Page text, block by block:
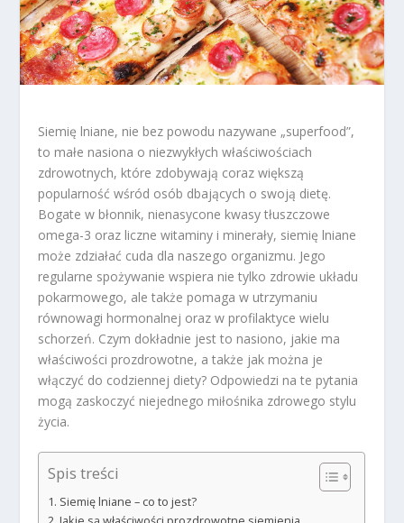
Siemię lniane, nie bez powodu nazywane „superfood”,
to małe nasiona o niezwykłych właściwościach
zdrowotnych, które zdobywają coraz większą
popularność wśród osób dbających o swoją dietę.
Bogate w błonnik, nienasycone kwasy tłuszczowe
omega-3 oraz liczne witaminy i minerały, siemię lniane
może zdziałać cuda dla naszego organizmu. Jego
regularne spożywanie wspiera nie tylko zdrowie układu
pokarmowego, ale także pomaga w utrzymaniu
równowagi hormonalnej oraz w profilaktyce wielu
schorzeń. Czym dokładnie jest to nasiono, jakie ma
właściwości prozdrowotne, a także jak można je
włączyć do codziennej diety? Odpowiedzi na te pytania
mogą zaskoczyć niejednego miłośnika zdrowego stylu
życia.
Spis treści
Siemię lniane – co to jest?